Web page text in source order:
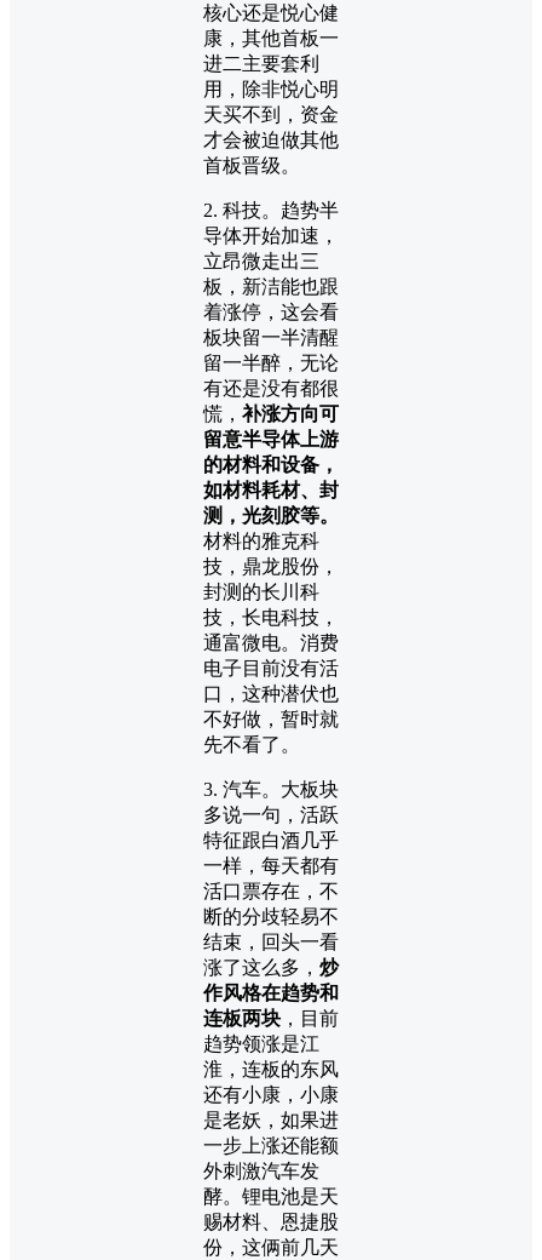
核心还是悦心健
康，其他首板一
进二主要套利
用，除非悦心明
天买不到，资金
才会被迫做其他
首板晋级。
2. 科技。趋势半
导体开始加速，
立昂微走出三
板，新洁能也跟
着涨停，这会看
板块留一半清醒
留一半醉，无论
有还是没有都很
慌， 补涨方向可
留意半导体上游
的材料和设备，
如材料耗材、封
测，光刻胶等。
材料的雅克科
技，鼎龙股份，
封测的长川科
技，长电科技，
通富微电。消费
电子目前没有活
口，这种潜伏也
不好做，暂时就
先不看了。
3. 汽车。大板块
多说一句，活跃
特征跟白酒几乎
一样，每天都有
活口票存在，不
断的分歧轻易不
结束，回头一看
涨了这么多， 炒
作风格在趋势和
连板两块 ，目前
趋势领涨是江
淮，连板的东风
还有小康，小康
是老妖，如果进
一步上涨还能额
外刺激汽车发
酵。锂电池是天
赐材料、恩捷股
份，这俩前几天